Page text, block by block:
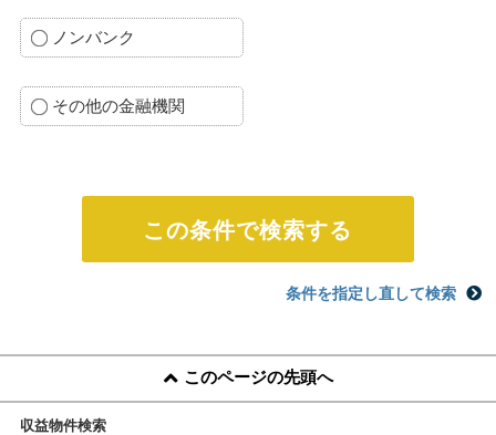
ノンバンク
その他の金融機関
条件を指定し直して検索
このページの先頭へ
収益物件検索